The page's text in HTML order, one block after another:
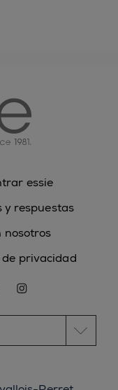
essie
y respuestas
nosotros
privacidad
instagram